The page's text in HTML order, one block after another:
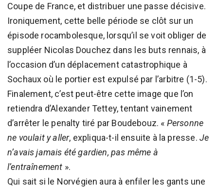
Coupe de France, et distribuer une passe décisive.
Ironiquement, cette belle période se clôt sur un
épisode rocambolesque, lorsqu’il se voit obliger de
suppléer Nicolas Douchez dans les buts rennais, à
l’occasion d’un déplacement catastrophique à
Sochaux où le portier est expulsé par l’arbitre (1-5).
Finalement, c’est peut-être cette image que l’on
retiendra d’Alexander Tettey, tentant vainement
d’arrêter le penalty tiré par Boudebouz. « Personne
ne voulait y aller, expliqua-t-il ensuite à la presse. Je
n’avais jamais été gardien, pas même à
l’entraînement ».
Qui sait si le Norvégien aura à enfiler les gants une